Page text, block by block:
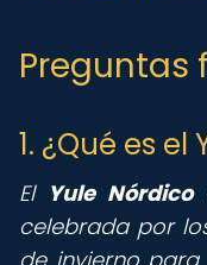
Preguntas
1. ¿Qué es el
El Yule Nórdico
celebrada por